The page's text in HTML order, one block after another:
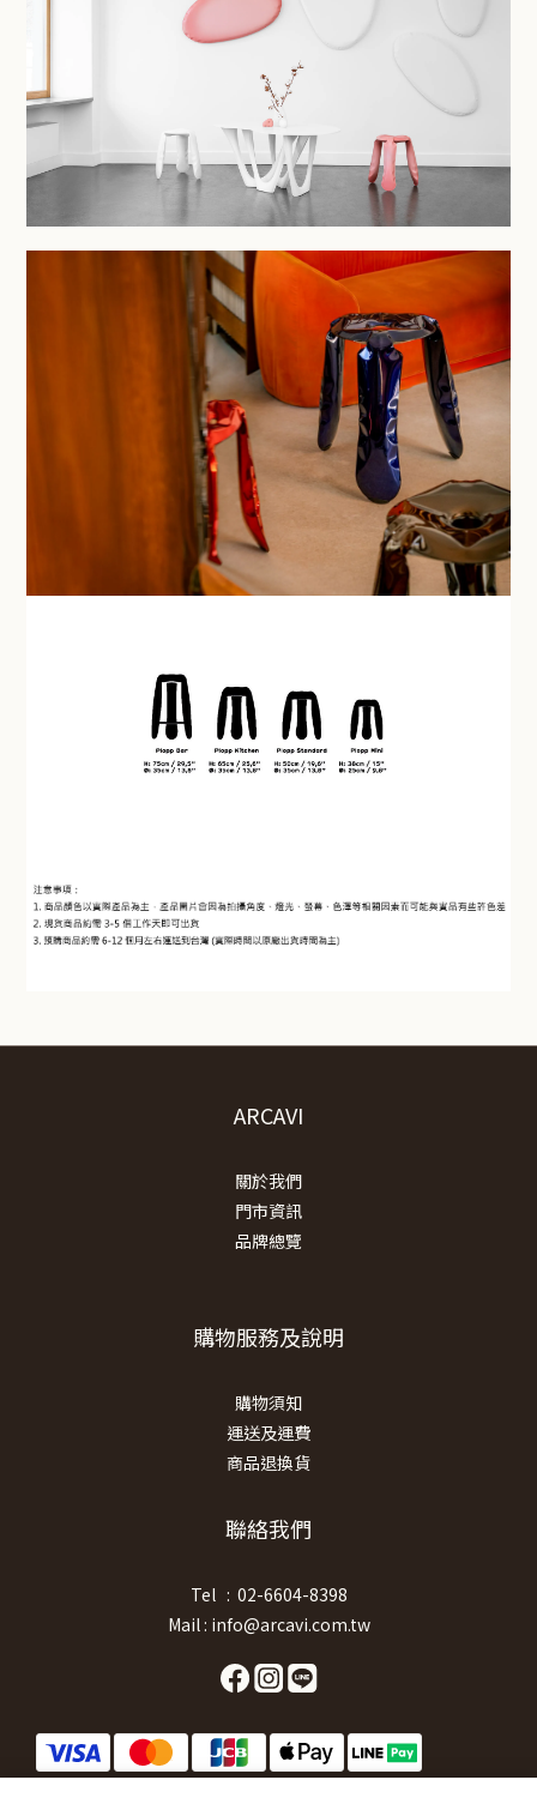
ARCAVI
關於我們
門市資訊
品牌總覽
購物服務及說明
購物須知
運送及運費
商品退換貨
聯絡我們
Tel : 02-6604-8398
Mail : info@arcavi.com.tw